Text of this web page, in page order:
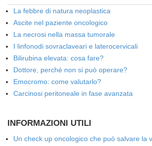
La febbre di natura neoplastica
Ascite nel paziente oncologico
La necrosi nella massa tumorale
I linfonodi sovraclaveari e laterocervicali
Bilirubina elevata: cosa fare?
Dottore, perché non si può operare?
Emocromo: come valutarlo?
Carcinosi peritoneale in fase avanzata
INFORMAZIONI UTILI
Un check up oncologico che può salvare la